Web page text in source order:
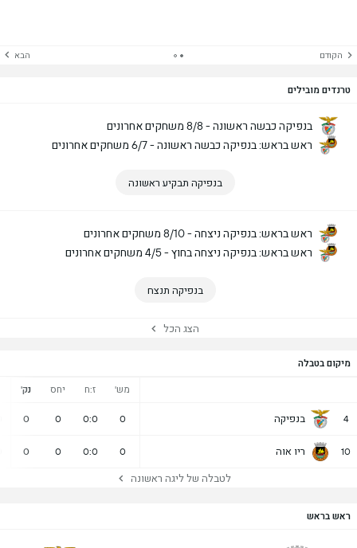
הקודם הבא
טרנדים מובילים
בנפיקה כבשה ראשונה - 8/8 משחקים אחרונים
ראש בראש: בנפיקה כבשה ראשונה - 6/7 משחקים אחרונים
בנפיקה תבקיע ראשונה
ראש בראש: בנפיקה ניצחה - 8/10 משחקים אחרונים
ראש בראש: בנפיקה ניצחה בחוץ - 4/5 משחקים אחרונים
בנפיקה תנצח
הצג הכל
מיקום בטבלה
מש' ז:ח יחס נק'
4 בנפיקה 0
0:0
0
0
10 ריו אוה 0
0:0
0
0
לטבלה של ליגה ראשונה
ראש בראש